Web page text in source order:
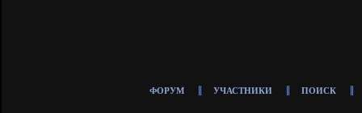
ФОРУМ УЧАСТНИКИ ПОИСК